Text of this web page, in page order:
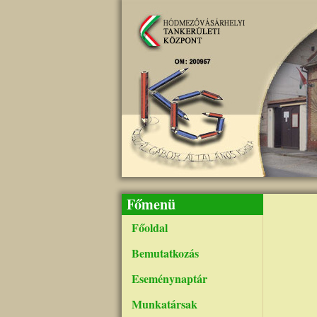
Főmenü
Főoldal
Bemutatkozás
Eseménynaptár
Munkatársak